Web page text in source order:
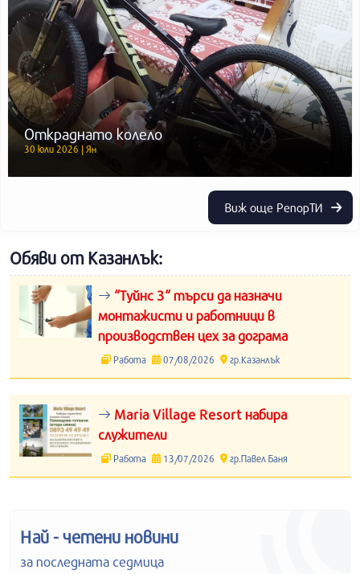
Откраднато колело
30 юли 2026 | Ян
Виж още РепорТИ
Обяви от Казанлък:
“Туйнс 3“ търси да назначи
монтажисти и работници в
производствен цех за дограма
Работа 07/08/2026 гр.Казанлък
Maria Village Resort набира
служители
Работа 13/07/2026 гр.Павел Баня
Най - четени новини
за последната седмица